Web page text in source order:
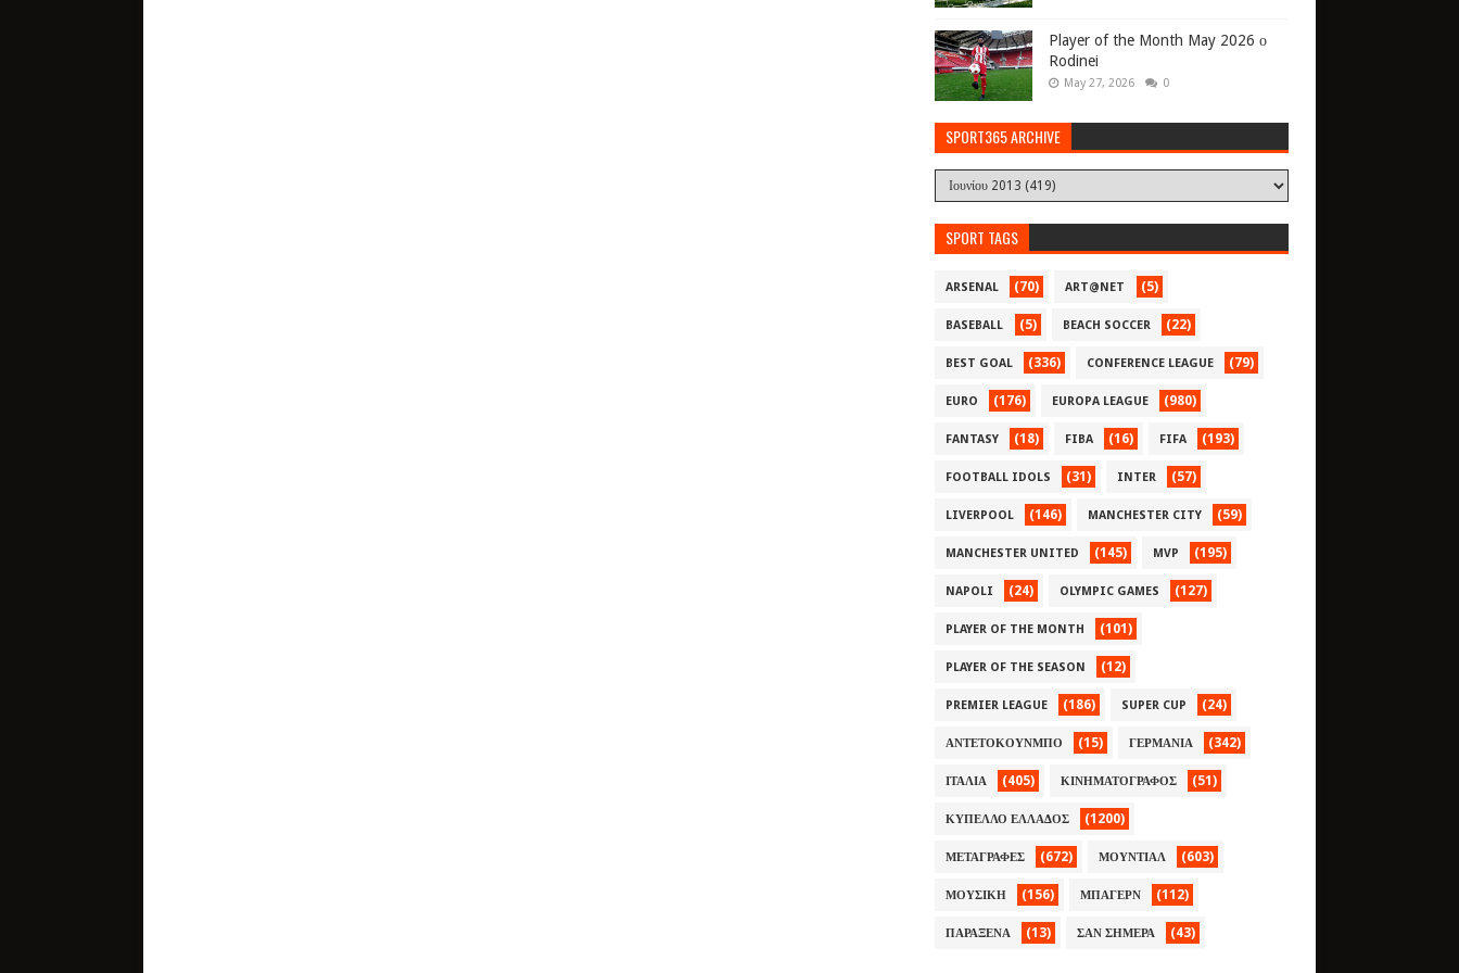
Player of the Month May 2026 ο
Rodinei
May 27, 2026 0
SPORT365 ARCHIVE
SPORT TAGS
ARSENAL (70) ART@NET (5)
BASEBALL (5) BEACH SOCCER (22)
BEST GOAL (336) CONFERENCE LEAGUE (79)
EURO (176) EUROPA LEAGUE (980)
FANTASY (18) FIBA (16) FIFA (193)
FOOTBALL IDOLS (31) INTER (57)
LIVERPOOL (146) MANCHESTER CITY (59)
MANCHESTER UNITED (145) MVP (195)
NAPOLI (24) OLYMPIC GAMES (127)
PLAYER OF THE MONTH (101)
PLAYER OF THE SEASON (12)
PREMIER LEAGUE (186) SUPER CUP (24)
ΑΝΤΕΤΟΚΟΥΝΜΠΟ (15) ΓΕΡΜΑΝΙΑ (342)
ΙΤΑΛΙΑ (405) ΚΙΝΗΜΑΤΟΓΡΑΦΟΣ (51)
ΚΥΠΕΛΛΟ ΕΛΛΑΔΟΣ (1200)
ΜΕΤΑΓΡΑΦΕΣ (672) ΜΟΥΝΤΙΑΛ (603)
ΜΟΥΣΙΚΗ (156) ΜΠΑΓΕΡΝ (112)
ΠΑΡΑΞΕΝΑ (13) ΣΑΝ ΣΗΜΕΡΑ (43)